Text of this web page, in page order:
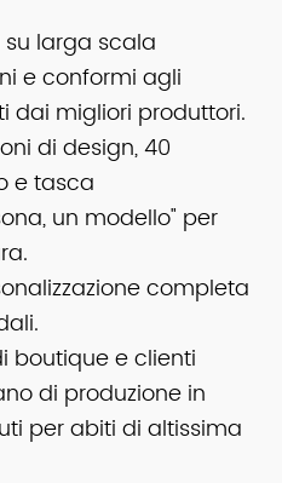
su larga scala
e conformi agli
dai migliori produttori.
di design, 40
e tasca
un modello" per
completa
boutique e clienti
di produzione in
per abiti di altissima